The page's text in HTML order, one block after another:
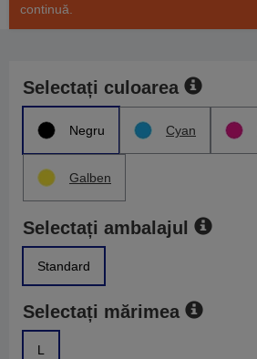
continuă.
Selectați culoarea
Negru Cyan
Galben
Selectați ambalajul
Standard
Selectați mărimea
L